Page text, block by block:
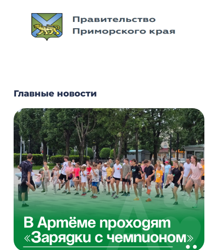
Главные новости